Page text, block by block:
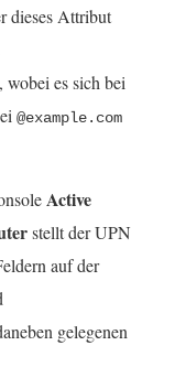
dieses Attribut
wobei es sich bei
@example.com
Active
stellt der UPN
auf der
gelegenen